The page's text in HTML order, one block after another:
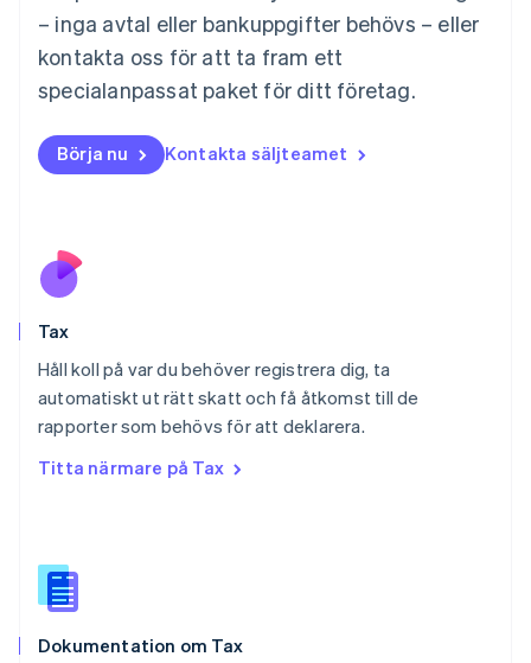
– inga avtal eller bankuppgifter behövs – eller
kontakta oss för att ta fram ett
specialanpassat paket för ditt företag.
Börja nu Kontakta säljteamet
Tax
Håll koll på var du behöver registrera dig, ta
automatiskt ut rätt skatt och få åtkomst till de
rapporter som behövs för att deklarera.
Titta närmare på Tax
Dokumentation om Tax
English
Mexiko
Español English
Nederländerna
Norge
English
English
Portugal
Schweiz
DeutschFrançaisItalianoEnglish
Singapore
Slovakien
Spanien
Español
English